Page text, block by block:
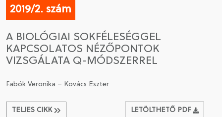
2019/2. szám
A BIOLÓGIAI SOKFÉLESÉGGEL
KAPCSOLATOS NÉZŐPONTOK
VIZSGÁLATA Q-MÓDSZERREL
Fabók Veronika – Kovács Eszter
TELJES CIKK LETÖLTHETŐ PDF